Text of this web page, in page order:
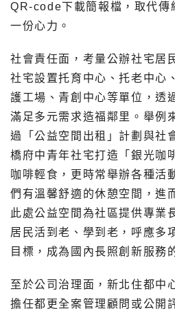
QR-code下載簡報檔，取代傳
一份心力。
社會責任面，考量公辦社宅居
社宅設置托育中心、托老中心
護工場、青創中心等單位，透
滿足多元需求造福鄰里。舉例
過「公益空間出租」計劃與社
橋府中青年社宅打造「銀光咖
咖啡輕食，更時常舉辦各種活
們有溫馨舒適的休憩空間，進
此處公益空間為社區提供專業
居民活到老、學到老，呼應多
目標，成為國內長照創新服務
至於公司治理面，新北住都中
擔任都更全案管理顧問或公開